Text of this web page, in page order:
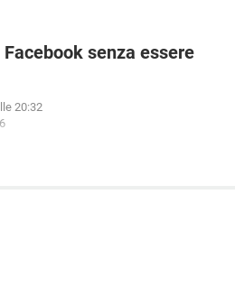
senza essere
20:32